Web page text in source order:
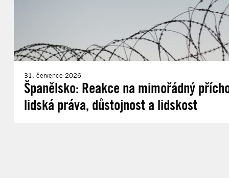
31. července 2026
Španělsko: Reakce na mimořádný
lidská práva, důstojnost a lidskost